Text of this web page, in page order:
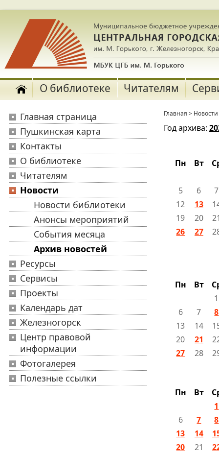
О библиотеке Читателям
Главная страница
Пушкинская карта
Контакты
О библиотеке
Читателям
Новости
Новости библиотеки
Анонсы мероприятий
События месяца
Архив новостей
Ресурсы
Сервисы
Проекты
Календарь дат
Железногорск
Центр правовой
информации
Фотогалерея
Полезные ссылки
Главная > Новости
Год архива:
Пн Вт
5 6
12
13
19
20
26
27
Пн Вт
6
7
8
13
14
20
21
27
28
Пн Вт
1
6
7
8
13
14
20
21